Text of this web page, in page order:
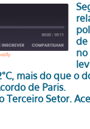
de
mais do que o
de Paris.
Terceiro Setor.